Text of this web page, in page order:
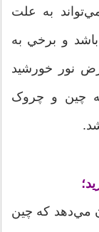
به علت
و برخي به
نور خورشيد
چين و چروک
مي‌دهد که چين